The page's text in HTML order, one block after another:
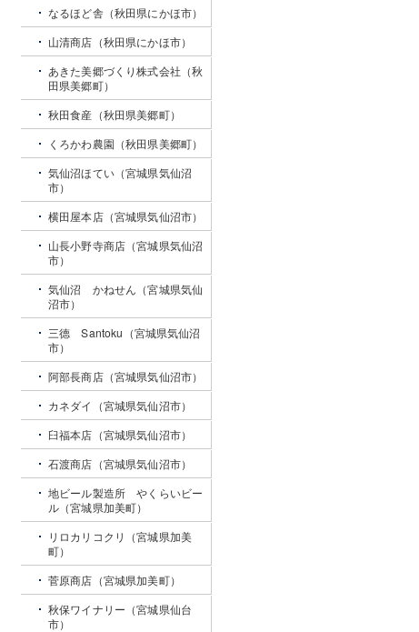
なるほど舎（秋田県にかほ市）
山清商店（秋田県にかほ市）
あきた美郷づくり株式会社（秋
田県美郷町）
秋田食産（秋田県美郷町）
くろかわ農園（秋田県美郷町）
気仙沼ほてい（宮城県気仙沼
市）
横田屋本店（宮城県気仙沼市）
山長小野寺商店（宮城県気仙沼
市）
気仙沼 かねせん（宮城県気仙
沼市）
三德 Santoku（宮城県気仙沼
市）
阿部長商店（宮城県気仙沼市）
カネダイ（宮城県気仙沼市）
臼福本店（宮城県気仙沼市）
石渡商店（宮城県気仙沼市）
地ビール製造所 やくらいビー
ル（宮城県加美町）
リロカリコクリ（宮城県加美
町）
菅原商店（宮城県加美町）
秋保ワイナリー（宮城県仙台
市）